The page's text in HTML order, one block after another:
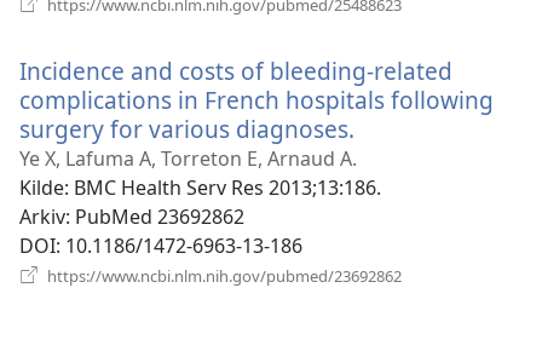
https://www.ncbi.nlm.nih.gov/pubmed/25488623
Incidence and costs of bleeding-related
complications in French hospitals following
surgery for various diagnoses.
nytt
vindu)
Ye X, Lafuma A, Torreton E, Arnaud A.
Kilde‎: BMC Health Serv Res 2013;13:186.
Arkiv‎: PubMed 23692862
DOI‎: 10.1186/1472-6963-13-186
https://www.ncbi.nlm.nih.gov/pubmed/23692862